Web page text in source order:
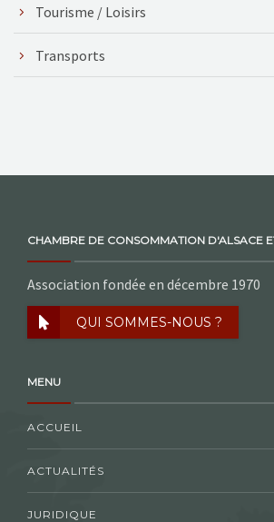
Tourisme / Loisirs
Transports
CHAMBRE DE CONSOMMATION D'ALSACE
Association fondée en décembre 1970
QUI SOMMES-NOUS ?
MENU
ACCUEIL
ACTUALITÉS
JURIDIQUE